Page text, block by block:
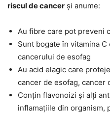
riscul de cancer și anume:
Au fibre care pot preveni
Sunt bogate în vitamina
cancerului de esofag
Au acid elagic care
cancer de esofag, cancer
Conțin flavonoizi și alți
inflamațiile din organism,